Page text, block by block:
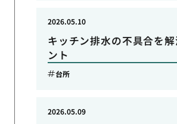
キッチン排水の不具合を
ント
2026.05.10
台所
2026.05.09